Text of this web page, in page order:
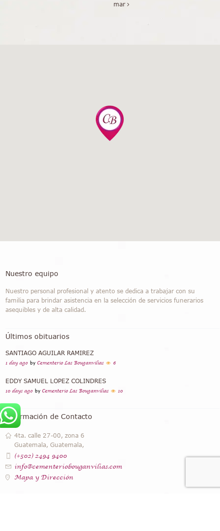
mar
Nuestro equipo
Nuestro personal profesional y atento se dedica a trabajar con su
familia para brindar asistencia en la selección de servicios funerarios
asequibles y de alta calidad.
Últimos obituarios
SANTIAGO AGUILAR RAMIREZ
1 day ago by Cementerio Las Bouganvilias 6
EDDY SAMUEL LOPEZ COLINDRES
10 days ago by Cementerio Las Bouganvilias 10
Información de Contacto
4ta. calle 27-00, zona 6
Guatemala, Guatemala,
(+502) 2494 9400
info@cementeriobouganvilias.com
Mapa y Dirección